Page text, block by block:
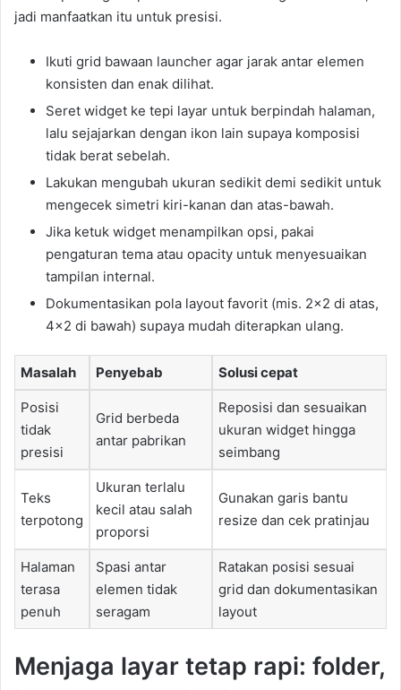
jadi manfaatkan itu untuk presisi.
Ikuti grid bawaan launcher agar jarak antar elemen
konsisten dan enak dilihat.
Seret widget ke tepi layar untuk berpindah halaman,
lalu sejajarkan dengan ikon lain supaya komposisi
tidak berat sebelah.
Lakukan mengubah ukuran sedikit demi sedikit untuk
mengecek simetri kiri-kanan dan atas-bawah.
Jika ketuk widget menampilkan opsi, pakai
pengaturan tema atau opacity untuk menyesuaikan
tampilan internal.
Dokumentasikan pola layout favorit (mis. 2×2 di atas,
4×2 di bawah) supaya mudah diterapkan ulang.
Masalah Penyebab Solusi cepat
Posisi
tidak
presisi
Grid berbeda
antar pabrikan
Reposisi dan sesuaikan
ukuran widget hingga
seimbang
Teks
terpotong
Ukuran terlalu
kecil atau salah
proporsi
Gunakan garis bantu
resize dan cek pratinjau
Halaman
terasa
penuh
Spasi antar
elemen tidak
seragam
Ratakan posisi sesuai
grid dan dokumentasikan
layout
Menjaga layar tetap rapi: folder,